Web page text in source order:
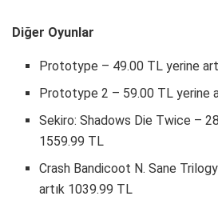
Diğer Oyunlar
Prototype – 49.00 TL yerine
Prototype 2 – 59.00 TL yerine
Sekiro: Shadows Die Twice –
1559.99 TL
Crash Bandicoot N. Sane
artık 1039.99 TL